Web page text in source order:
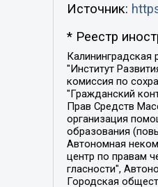
Источник:
* Реестр
Калининградская региональная общественная организация "Экозащита!-Женсовет", Фонд содействия защите прав и свобод граждан "Общественный вердикт", Фонд "Институт Развития Свободы Информации", Частное учреждение "Информационное агентство МЕМО. РУ", Региональная общественная организация "Общественная комиссия по сохранению наследия академика Сахарова", Фонд поддержки свободы прессы, Санкт-Петербургская общественная правозащитная организация "Гражданский контроль", Межрегиональная общественная организация "Информационно-просветительский центр "Мемориал", Региональный Фонд "Центр Защиты Прав Средств Массовой Информации", с 05.12.2023 Фонд "Центр Защиты Прав Средств массовой информации", Региональная общественная благотворительная организация помощи беженцам и мигрантам "Гражданское содействие", Негосударственное образовательное учреждение дополнительного профессионального образования (повышение квалификации) специалистов "АКАДЕМИЯ ПО ПРАВАМ ЧЕЛОВЕКА", Свердловская региональная общественная организация "Сутяжник", Автономная некоммерческая